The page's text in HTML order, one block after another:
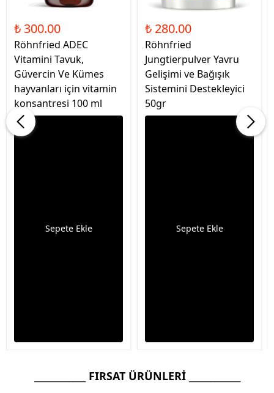
₺ 300.00
Röhnfried ADEC
Vitamini Tavuk,
Güvercin Ve Kümes
hayvanları için vitamin
konsantresi 100 ml
Sepete Ekle
₺ 280.00
Röhnfried
Jungtierpulver Yavru
Gelişimi ve Bağışık
Sistemini Destekleyici
50gr
Sepete Ekle
____________ FIRSAT ÜRÜNLERİ ____________